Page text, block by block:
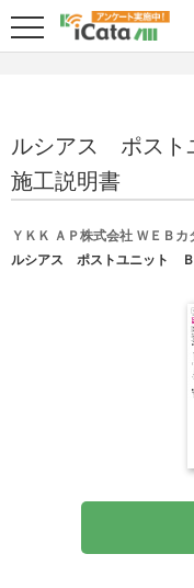
ルシアス ポスト
施工説明書
ＹＫＫ ＡＰ株式会社 ＷＥＢカ
ルシアス ポストユニット Ｂ